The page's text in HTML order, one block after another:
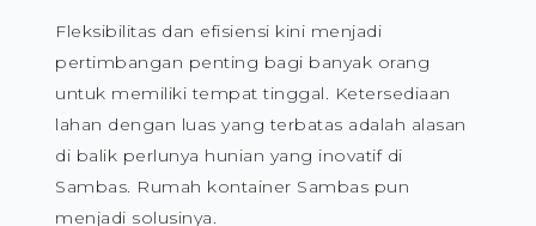
Fleksibilitas dan efisiensi kini menjadi
pertimbangan penting bagi banyak orang
untuk memiliki tempat tinggal. Ketersediaan
lahan dengan luas yang terbatas adalah alasan
di balik perlunya hunian yang inovatif di
Sambas. Rumah kontainer Sambas pun
menjadi solusinya.